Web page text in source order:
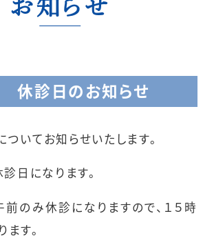
お知らせ
休診日のお知らせ
いてお知らせいたします。
日になります。
のみ休診になりますので、１５時
す。